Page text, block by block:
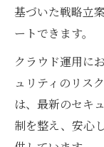
基づいた戦略立
ートできます。
クラウド運用に
ュリティのリス
は、最新のセキ
制を整え、安心